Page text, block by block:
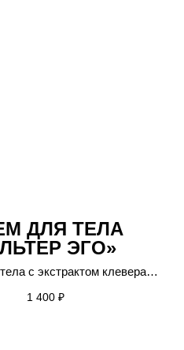
ДЛЯ ТЕЛА
ЭГО»
с экстрактом клевера
1 400 ₽